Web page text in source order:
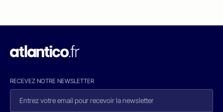
RECEVEZ NOTRE NEWSLETTER